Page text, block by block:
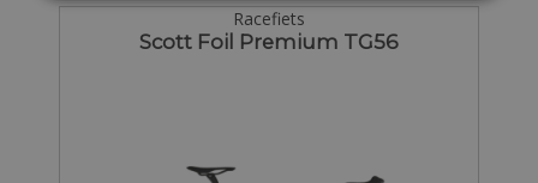
Racefiets
Scott Foil Premium TG56